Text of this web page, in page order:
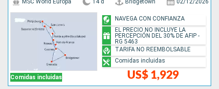
Comidas incluidas US$ 1,929
NAVEGA CON CONFIANZA
EL PRECIO NO INCLUYE LA
PERCEPCIÓN DEL 30% DE AFIP -
RG 5463
TARIFA NO REEMBOLSABLE
Comidas incluidas